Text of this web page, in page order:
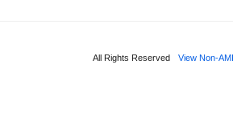
All Rights Reserved View Non-